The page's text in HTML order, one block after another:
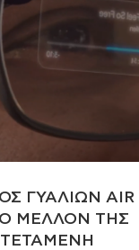
ΓΥΑΛΙΩΝ AIR
ΤΟ ΜΕΛΛΟΝ ΤΗΣ